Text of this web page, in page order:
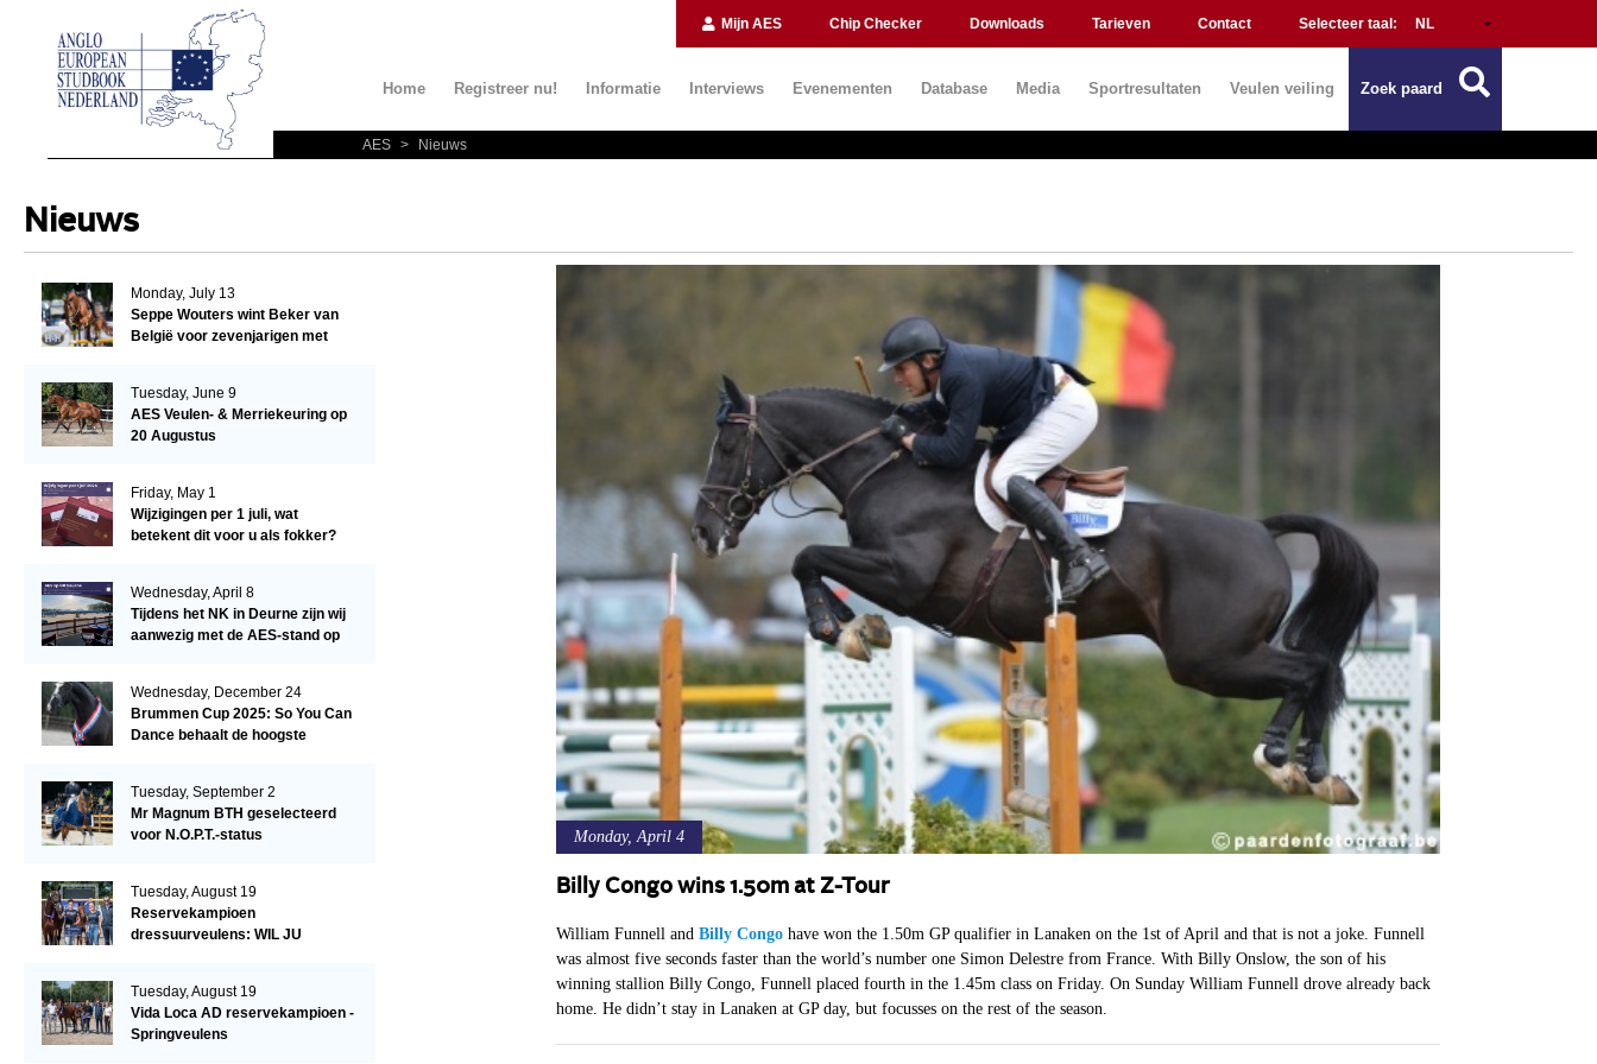
Mijn AES Chip Checker Downloads Tarieven Contact Selecteer taal:
Home Registreer nu! Informatie Interviews Evenementen Database Media Sportresultaten Veulen veiling Zoek paard
AES > Nieuws
Nieuws
Monday, April 4
Billy Congo wins 1.50m at Z-Tour
William Funnell and Billy Congohave won the 1.50m GP qualifier in Lanaken on the 1st of April and that is not a joke. Funnell
was almost five seconds faster than the world’s number one Simon Delestre from France. With Billy Onslow, the son of his
winning stallion Billy Congo, Funnell placed fourth in the 1.45m class on Friday. On Sunday William Funnell drove already back
home. He didn’t stay in Lanaken at GP day, but focusses on the rest of the season.
Monday, July 13
Seppe Wouters wint Beker van
België voor zevenjarigen met
Tuesday, June 9
AES Veulen- & Merriekeuring op
20 Augustus
Friday, May 1
Wijzigingen per 1 juli, wat
betekent dit voor u als fokker?
Wednesday, April 8
Tijdens het NK in Deurne zijn wij
aanwezig met de AES-stand op
Wednesday, December 24
Brummen Cup 2025: So You Can
Dance behaalt de hoogste
Tuesday, September 2
Mr Magnum BTH geselecteerd
voor N.O.P.T.-status
Tuesday, August 19
Reservekampioen
dressuurveulens: WIL JU
Tuesday, August 19
Vida Loca AD reservekampioen -
Springveulens